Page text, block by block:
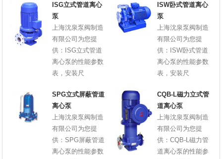
ISG立式管道离心
泵
上海沈泉泵阀制造
有限公司为您提
供：ISG立式管道
离心泵的性能参数
表，安装尺
ISW卧式管道离心
泵
上海沈泉泵阀制造
有限公司为您提
供：ISW卧式管道
离心泵的性能参数
表，安装尺
SPG立式屏蔽管道
离心泵
上海沈泉泵阀制造
有限公司为您提
供：SPG屏蔽管道
离心泵的性能参数
CQB-L磁力立式管
道离心泵
上海沈泉泵阀制造
有限公司为您提
供：CQB-L磁力管
道离心泵的性能参